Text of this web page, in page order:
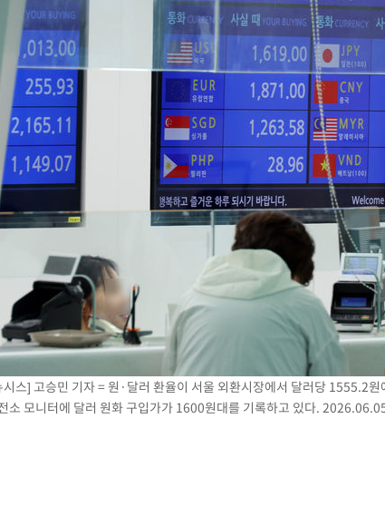
스] 고승민 기자 = 원·달러 환율이 서울 외환시장에서 달러당 1555.2
소 모니터에 달러 원화 구입가가 1600원대를 기록하고 있다.